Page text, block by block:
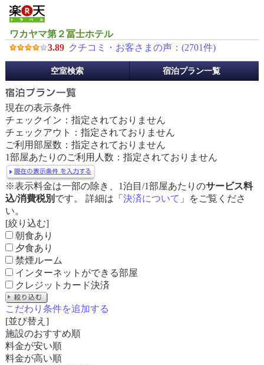
ワカヤマ第２冨士ホテル
3.89 クチコミ・お客さまの声：(2701件)
約
メ
ニ
ュ
ー
空室検索 宿泊プラン一覧
現在の表示条件
チェックイン：指定されておりません
チェックアウト：指定されておりません
ご利用部屋数：指定されておりません
1部屋あたりのご利用人数：指定されておりません
※表示料金は一部の除き、1泊目/1部屋あたりのサービス料
込/消費税別 です。 詳細は「 決済について 」をご覧くださ
い。
[絞り込む]
朝食あり
夕食あり
禁煙ルーム
インターネットができる部屋
クレジットカード決済
こだわり条件を追加する
[並び替え]
施設のおすすめ順
料金が安い順
料金が高い順